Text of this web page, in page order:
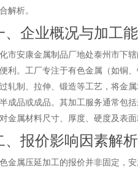
解析。
、企业概况与加工
市安康金属制品厂地处泰州市下
利。工厂专注于有色金属（如铜
轧制、拉伸、锻造等工艺，将金
成品或成品。其加工服务通常包
金属材料尺寸、厚度、硬度及表面
、报价影响因素解析
金属压延加工的报价并非固定，